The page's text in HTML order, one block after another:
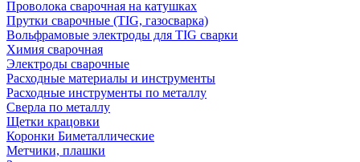
Проволока сварочная на катушках
Прутки сварочные (TIG, газосварка)
Вольфрамовые электроды для TIG сварки
Химия сварочная
Электроды сварочные
Расходные материалы и инструменты
Расходные инструменты по металлу
Сверла по металлу
Щетки крацовки
Коронки Биметаллические
Метчики, плашки